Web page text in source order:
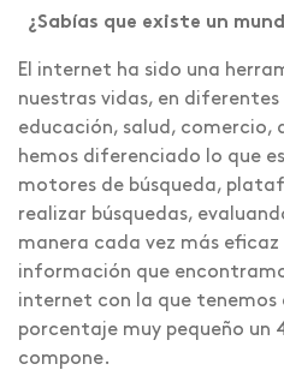
¿Sabías que existe un
El internet ha sido una
nuestras vidas, en
educación, salud, comercio,
hemos diferenciado lo que
motores de búsqueda,
realizar búsquedas,
manera cada vez más eficaz
información que
internet con la que tenemos
porcentaje muy pequeño un
compone.